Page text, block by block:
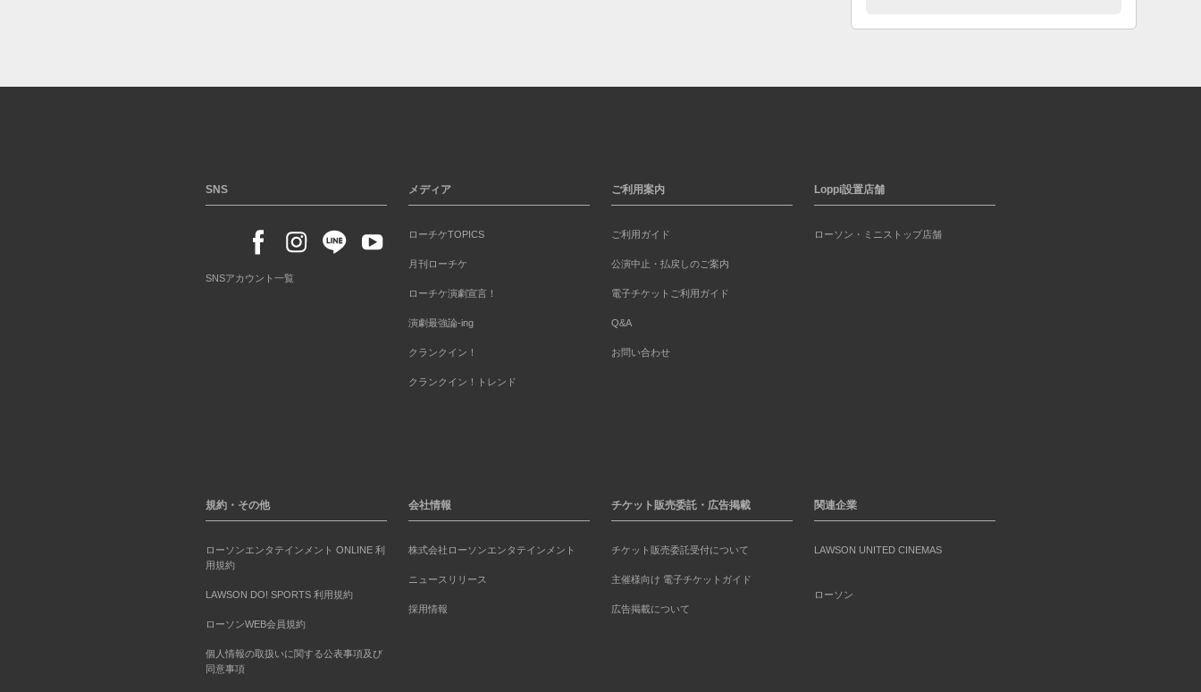
SNS
SNSアカウント一覧
メディア
ローチケTOPICS
月刊ローチケ
ローチケ演劇宣言！
演劇最強論-ing
クランクイン！
クランクイン！トレンド
ご利用案内
ご利用ガイド
公演中止・払戻しのご案内
電子チケットご利用ガイド
Q&A
お問い合わせ
Loppi設置店舗
ローソン・ミニストップ店舗
規約・その他
ローソンエンタテインメント ONLINE 利
用規約
LAWSON DO! SPORTS 利用規約
ローソンWEB会員規約
個人情報の取扱いに関する公表事項及び
同意事項
会社情報
株式会社ローソンエンタテインメント
ニュースリリース
採用情報
チケット販売委託・広告掲載
チケット販売委託受付について
主催様向け 電子チケットガイド
広告掲載について
関連企業
LAWSON UNITED CINEMAS
ローソン